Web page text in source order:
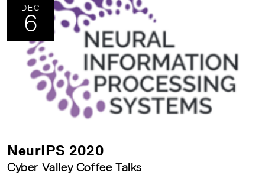
DEC
6
NeurIPS 2020
Cyber Valley Coffee Talks